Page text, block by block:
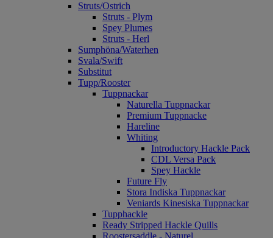
Struts/Ostrich
Struts - Plym
Spey Plumes
Struts - Herl
Sumphöna/Waterhen
Svala/Swift
Substitut
Tupp/Rooster
Tuppnackar
Naturella Tuppnackar
Premium Tuppnacke
Hareline
Whiting
Introductory Hackle Pack
CDL Versa Pack
Spey Hackle
Future Fly
Stora Indiska Tuppnackar
Veniards Kinesiska Tuppnackar
Tupphackle
Ready Stripped Hackle Quills
Roostersaddle - Naturel